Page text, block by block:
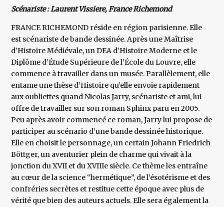
Scénariste : Laurent Vissiere, France Richemond
FRANCE RICHEMOND réside en région parisienne. Elle
est scénariste de bande dessinée. Après une Maîtrise
d’Histoire Médiévale, un DEA d’Histoire Moderne et le
Diplôme d’Étude Supérieure de l’École du Louvre, elle
commence à travailler dans un musée. Parallèlement, elle
entame une thèse d’Histoire qu’elle envoie rapidement
aux oubliettes quand Nicolas Jarry, scénariste et ami, lui
offre de travailler sur son roman Sphinx paru en 2005.
Peu après avoir commencé ce roman, Jarry lui propose de
participer au scénario d’une bande dessinée historique.
Elle en choisit le personnage, un certain Johann Friedrich
Böttger, un aventurier plein de charme qui vivait à la
jonction du XVII et du XVIIIe siècle. Ce thème les entraîne
au cœur de la science “hermétique”, de l’ésotérisme et des
confréries secrètes et restitue cette époque avec plus de
vérité que bien des auteurs actuels. Elle sera également la